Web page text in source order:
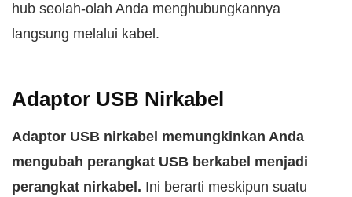
hub seolah-olah Anda menghubungkannya
langsung melalui kabel.
Adaptor USB Nirkabel
Adaptor USB nirkabel memungkinkan Anda
mengubah perangkat USB berkabel menjadi
perangkat nirkabel. Ini berarti meskipun suatu